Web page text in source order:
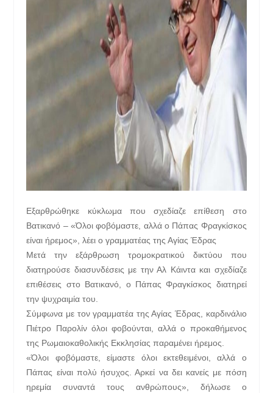
Εξαρθρώθηκε κύκλωμα που σχεδίαζε επίθεση στο
Βατικανό – «Όλοι φοβόμαστε, αλλά ο Πάπας Φραγκίσκος
είναι ήρεμος», λέει ο γραμματέας της Αγίας Έδρας
Μετά την εξάρθρωση τρομοκρατικού δικτύου που
διατηρούσε διασυνδέσεις με την Αλ Κάιντα και σχεδίαζε
επιθέσεις στο Βατικανό, ο Πάπας Φραγκίσκος διατηρεί
την ψυχραιμία του.
Σύμφωνα με τον γραμματέα της Αγίας Έδρας, καρδινάλιο
Πιέτρο Παρολίν όλοι φοβούνται, αλλά ο προκαθήμενος
της Ρωμαιοκαθολικής Εκκλησίας παραμένει ήρεμος.
«Όλοι φοβόμαστε, είμαστε όλοι εκτεθειμένοι, αλλά ο
Πάπας είναι πολύ ήσυχος. Αρκεί να δει κανείς με πόση
ηρεμία συναντά τους ανθρώπους», δήλωσε ο